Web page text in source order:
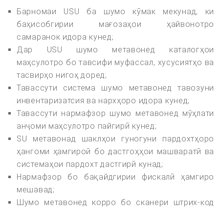
Барномаи USU ба шумо кӯмак мекунад, ки
баҳисобгирии мағозаҳои ҳайвонотро
самаранок идора кунед;
Дар USU шумо метавонед каталогҳои
маҳсулотро бо тавсифи муфассал, хусусиятҳо ва
тасвирҳо нигоҳ доред;
Тавассути система шумо метавонед тавозуни
инвентаризатсия ва нархҳоро идора кунед;
Тавассути нармафзор шумо метавонед мӯҳлати
анҷоми маҳсулотро пайгирӣ кунед;
SU метавонад шаклҳои гуногуни пардохтҳоро
ҳангоми ҳамгироӣ бо дастгоҳҳои машваратӣ ва
системаҳои пардохт дастгирӣ кунад;
Нармафзор бо бақайдгирии фискалӣ ҳамгиро
мешавад;
Шумо метавонед корро бо сканери штрих-код